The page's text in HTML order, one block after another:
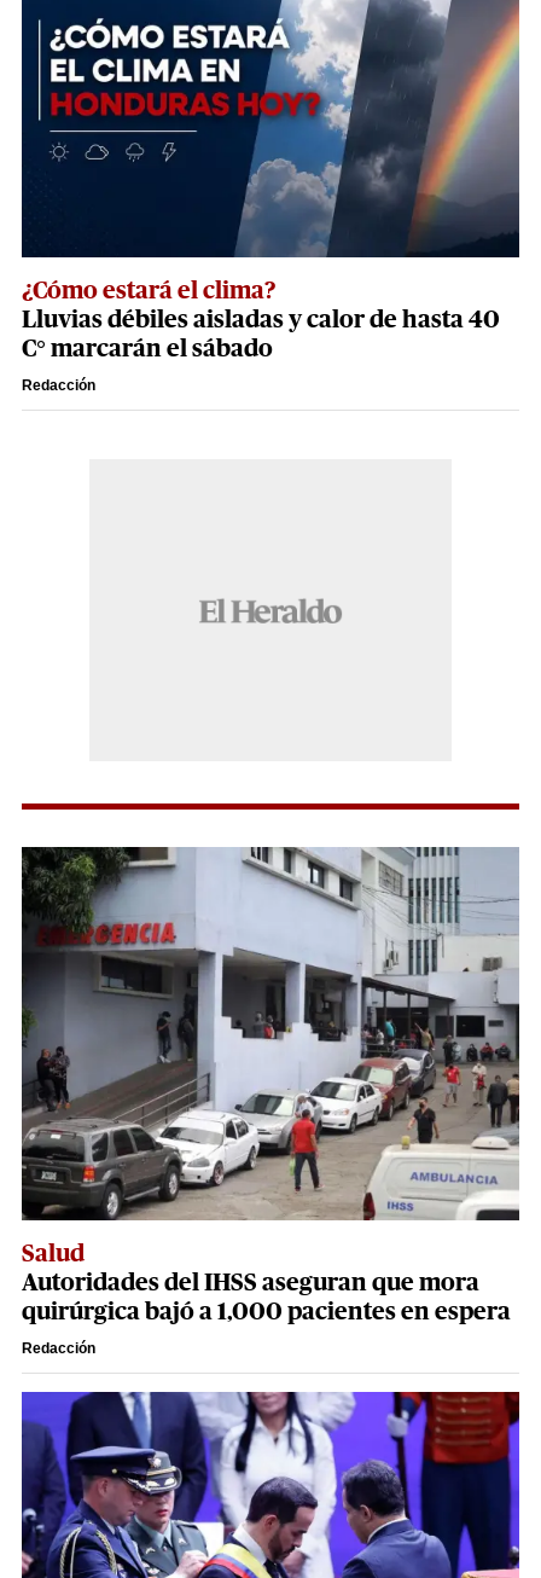
¿Cómo estará el clima?
Lluvias débiles aisladas y calor de hasta 40
C° marcarán el sábado
Redacción
Salud
Autoridades del IHSS aseguran que mora
quirúrgica bajó a 1,000 pacientes en espera
Redacción